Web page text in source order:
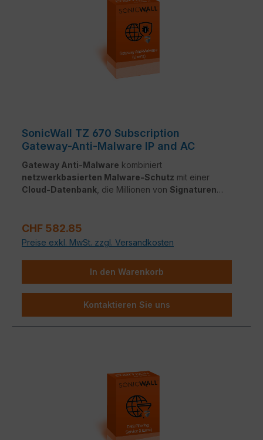
SonicWall TZ 670 Subscription
Gateway-Anti-Malware IP and AC
Gateway Anti-Malware kombiniert
netzwerkbasierten Malware-Schutz mit einer
Cloud-Datenbank , die Millionen von Signaturen
dauerhaften Netzwerkschutz
Regulärer Preis:
CHF 582.85
Preise exkl. MwSt. zzgl. Versandkosten
In den Warenkorb
Kontaktieren Sie uns